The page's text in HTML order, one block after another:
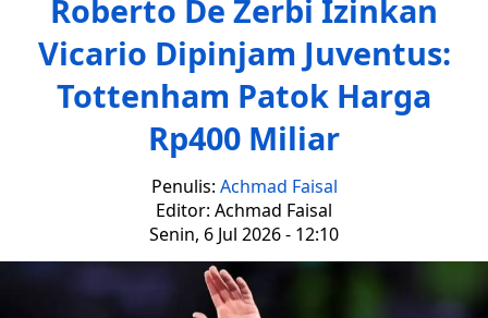
Roberto De Zerbi Izinkan
Vicario Dipinjam Juventus:
Tottenham Patok Harga
Rp400 Miliar
Penulis: Achmad Faisal
Editor: Achmad Faisal
Senin, 6 Jul 2026 - 12:10